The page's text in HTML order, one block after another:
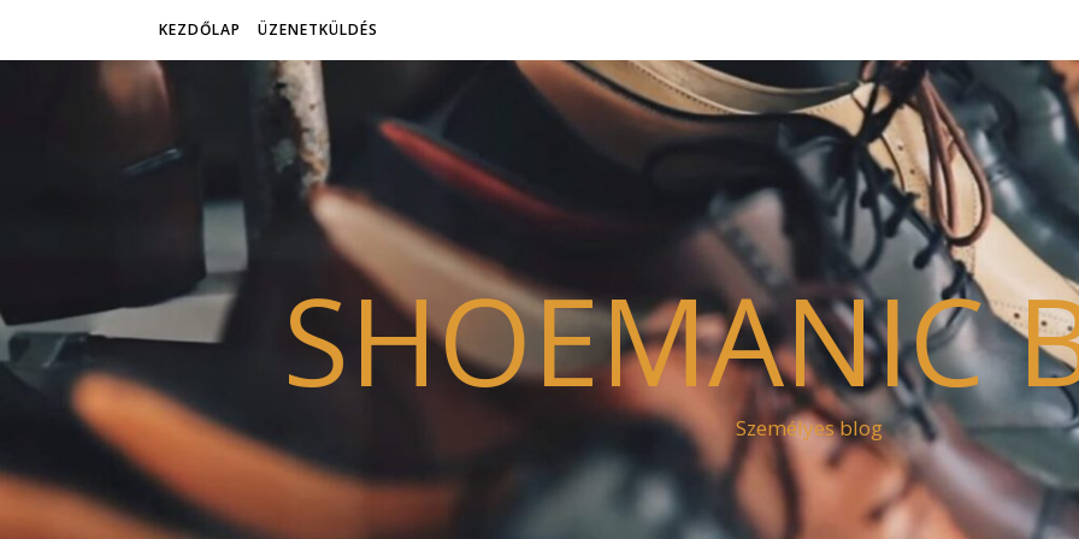
KEZDŐLAP ÜZENETKÜLDÉS
SHOEMANIC
Személyes blog